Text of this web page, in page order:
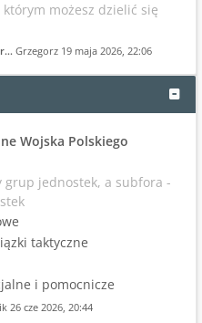
możesz dzielić się
Grzegorz 19 maja 2026, 22:06
Wojska Polskiego
grup jednostek, a subfora -
taktyczne
i pomocnicze
26 cze 2026, 20:44